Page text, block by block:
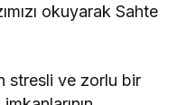
okuyarak Sahte
stresli ve zorlu bir